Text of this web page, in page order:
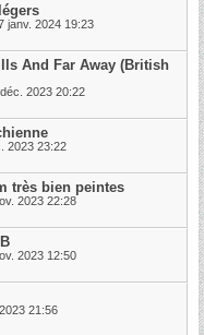
janv. 2024 19:23
And Far Away (British
2023 20:22
2023 23:22
très bien peintes
2023 22:28
2023 12:50
21:56